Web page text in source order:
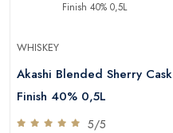
WHISKEY
Akashi Blended Sherry Cask
Finish 40% 0,5L
5/5